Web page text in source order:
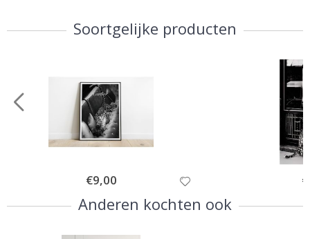
Soortgelijke producten
Special
Price
€9,00
Anderen kochten ook